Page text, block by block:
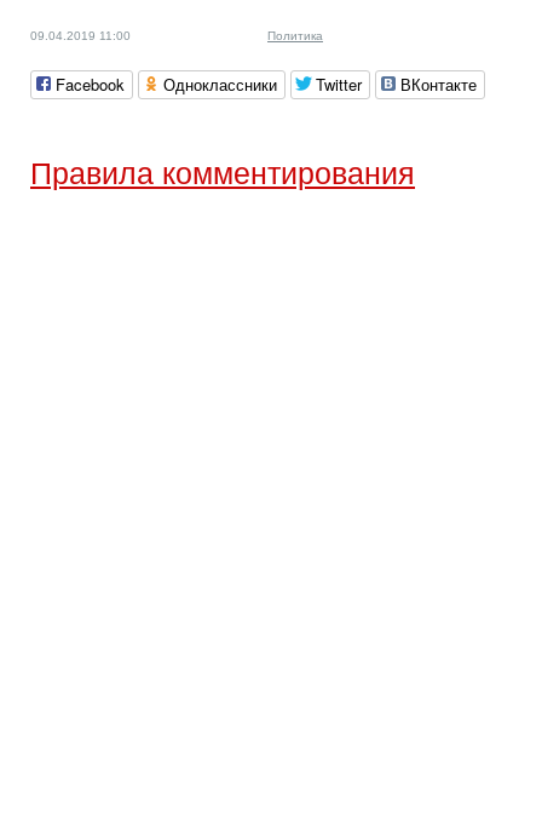
09.04.2019 11:00 Политика
Facebook Одноклассники Twitter ВКонтакте
Правила комментирования